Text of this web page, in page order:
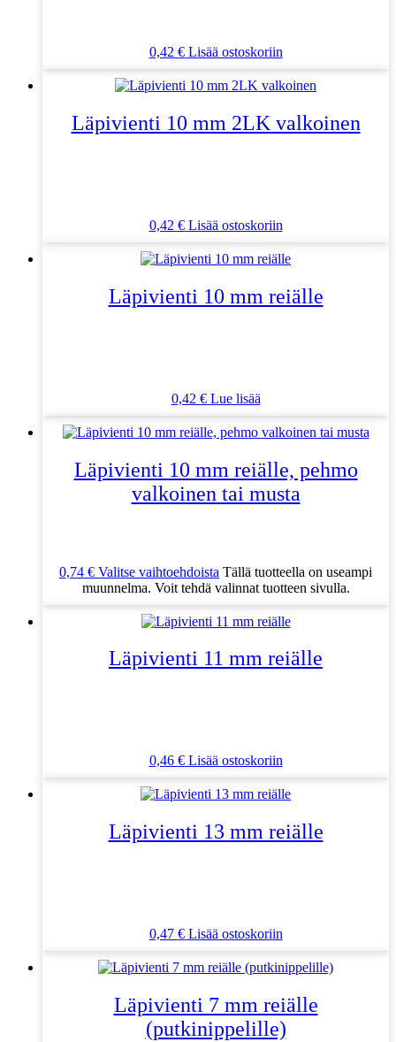
0,42 € Lisää ostoskoriin
Läpivienti 10 mm 2LK valkoinen
0,42 € Lisää ostoskoriin
Läpivienti 10 mm reiälle
0,42 € Lue lisää
Läpivienti 10 mm reiälle, pehmo
valkoinen tai musta
0,74 € Valitse vaihtoehdoista Tällä tuotteella on useampi
muunnelma. Voit tehdä valinnat tuotteen sivulla.
Läpivienti 11 mm reiälle
0,46 € Lisää ostoskoriin
Läpivienti 13 mm reiälle
0,47 € Lisää ostoskoriin
Läpivienti 7 mm reiälle
(putkinippelille)